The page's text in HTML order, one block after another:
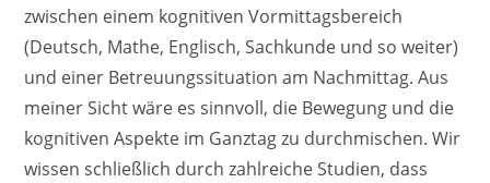
zwischen einem kognitiven Vormittagsbereich
(Deutsch, Mathe, Englisch, Sachkunde und so weiter)
und einer Betreuungssituation am Nachmittag. Aus
meiner Sicht wäre es sinnvoll, die Bewegung und die
kognitiven Aspekte im Ganztag zu durchmischen. Wir
wissen schließlich durch zahlreiche Studien, dass